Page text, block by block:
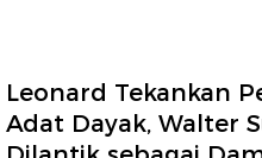
Leonard Tekankan
Adat Dayak, Walter